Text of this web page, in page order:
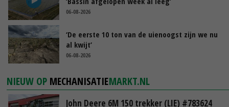
06-08-2026
‘De eerste 10 ton van de uienoogst zijn we nu
al kwijt’
06-08-2026
NIEUW OP MECHANISATIEMARKT.NL
John Deere 6M 150 trekker (LIE) #783624